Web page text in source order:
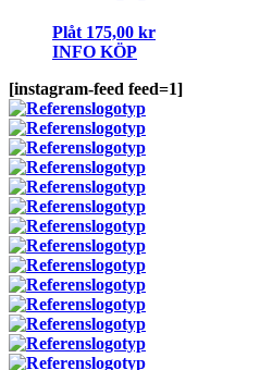
Plåt 175,00 kr
INFO KÖP
[instagram-feed feed=1]